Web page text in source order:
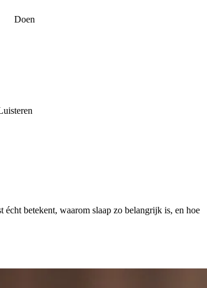
Doen
betekent, waarom slaap zo belangrijk is, en hoe